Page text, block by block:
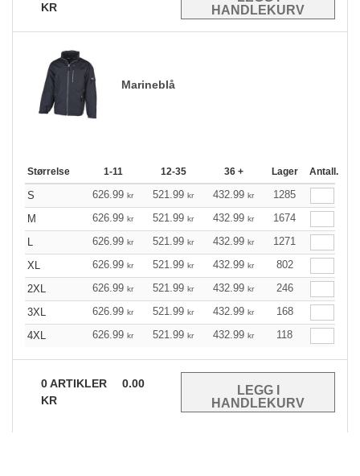
KR
Marineblå
Størrelse 1-11 12-35 36 + Lager Antall.
S 626.99 kr 521.99 kr 432.99 kr
1285
M
626.99 kr 521.99 kr 432.99 kr
1674
L
626.99 kr 521.99 kr 432.99 kr
1271
XL
626.99 kr 521.99 kr 432.99 kr
802
2XL
626.99 kr 521.99 kr 432.99 kr
246
3XL
626.99 kr 521.99 kr 432.99 kr
168
4XL
626.99 kr 521.99 kr 432.99 kr 118
0ARTIKLER
0.00
KR